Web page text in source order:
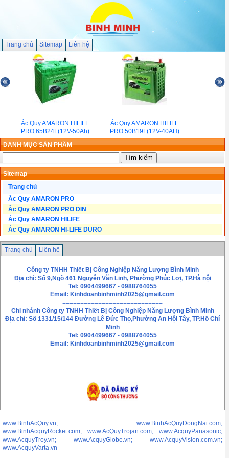
Trang chủ Sitemap Liên hệ
Ắc Quy AMARON HILIFE
PRO 65B24L(12V-50Ah)
Ắc Quy AMARON HILIFE
PRO 50B19L(12V-40AH)
DANH MỤC SẢN PHẨM
Sitemap
Trang chủ
Ắc Quy AMARON PRO
Ắc Quy AMARON PRO DIN
Ắc Quy AMARON HILIFE
Ắc Quy AMARON HI-LIFE DURO
Trang chủ Liên hệ
Công ty TNHH Thiết Bị Công Nghiệp Năng Lượng Bình Minh
Địa chỉ: Số 9,Ngõ 461 Nguyễn Văn Linh, Phường Phúc Lơị, TP.Hà nội
Tel: 0904499667 - 0988764055
Email: Kinhdoanbinhminh2025@gmail.com
============================
Chi nhánh Công ty TNHH Thiết Bị Công Nghiệp Năng Lượng Bình Minh
Địa chỉ: Số 1331/15/144 Đường Lê Đức Thọ,Phường An Hội Tây, TP.Hồ Chí
Minh
Tel: 0904499667 - 0988764055
Email: Kinhdoanbinhminh2025@gmail.com
www.BinhAcQuy.vn; www.BinhAcQuyDongNai.com,
www.BinhAcquyRocket.com; www.AcQuyTrojan.com; www.AcquyPanasonic;
www.AcquyTroy.vn; www.AcquyGlobe.vn; www.AcquyVision.com.vn;
www.AcquyVarta.vn